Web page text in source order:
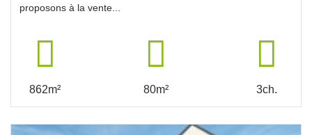
proposons à la vente...
862m² 80m² 3ch.